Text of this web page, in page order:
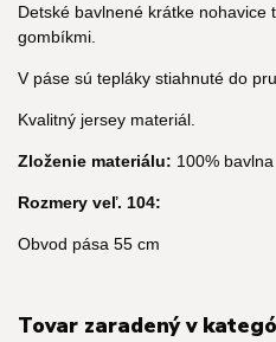
Detské bavlnené krátke nohavice
gombíkmi.
V páse sú tepláky stiahnuté do
Kvalitný jersey materiál.
Zloženie materiálu: 100% bavlna
Rozmery veľ. 104:
Obvod pása 55 cm
Tovar zaradený v